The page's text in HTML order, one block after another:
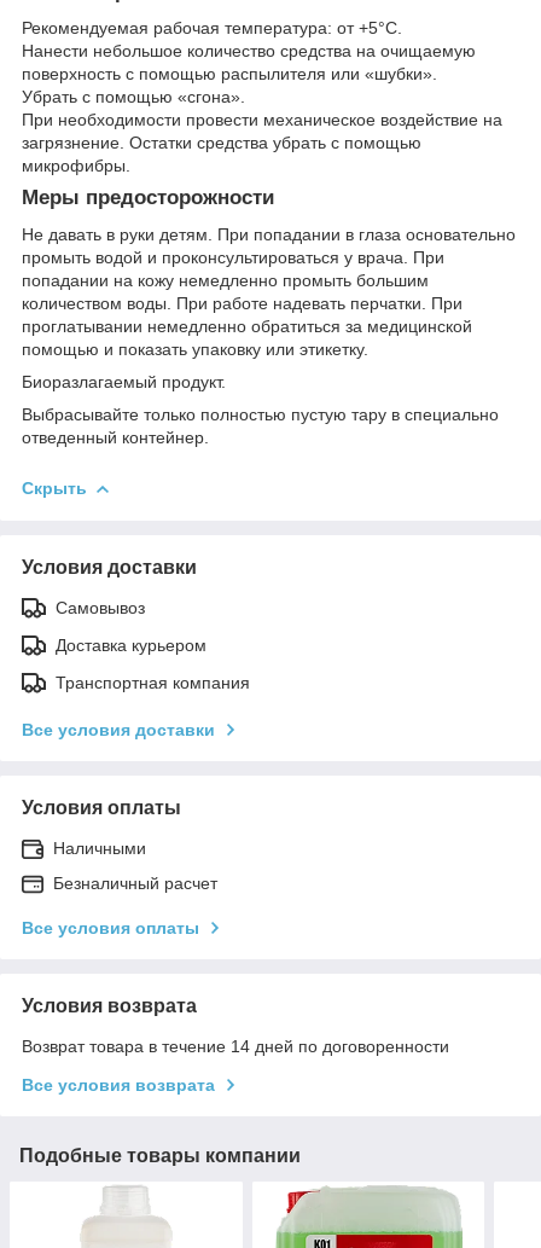
Рекомендуемая рабочая температура: от +5°С.
Нанести небольшое количество средства на очищаемую
поверхность с помощью распылителя или «шубки».
Убрать с помощью «сгона».
При необходимости провести механическое воздействие на
загрязнение. Остатки средства убрать с помощью
микрофибры.
Меры предосторожности
Не давать в руки детям. При попадании в глаза основательно
промыть водой и проконсультироваться у врача. При
попадании на кожу немедленно промыть большим
количеством воды. При работе надевать перчатки. При
проглатывании немедленно обратиться за медицинской
помощью и показать упаковку или этикетку.
Биоразлагаемый продукт.
Выбрасывайте только полностью пустую тару в специально
отведенный контейнер.
Скрыть
Условия доставки
Самовывоз
Доставка курьером
Транспортная компания
Все условия доставки
Условия оплаты
Наличными
Безналичный расчет
Все условия оплаты
Условия возврата
Возврат товара в течение 14 дней по договоренности
Все условия возврата
Подобные товары компании